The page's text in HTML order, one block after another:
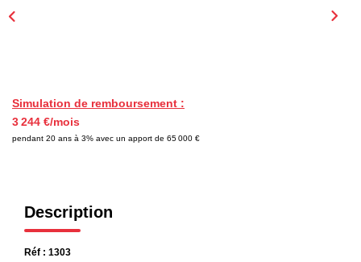
Simulation de remboursement :
3 244 €/mois
pendant 20 ans à 3% avec un apport de 65 000 €
Description
Réf : 1303